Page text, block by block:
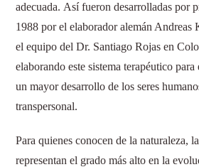
adecuada. Así fueron desarrolladas por
1988 por el elaborador alemán Andreas
el equipo del Dr. Santiago Rojas en
elaborando este sistema terapéutico
un mayor desarrollo de los seres
transpersonal.
Para quienes conocen de la naturaleza,
representan el grado más alto en la